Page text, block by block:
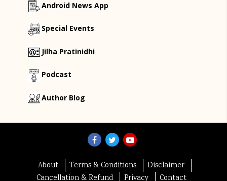
Android News App
Special Events
Jilha Pratinidhi
Podcast
Author Blog
About Terms & Conditions
Disclaimer
Cancellation & Refund
Privacy Contact